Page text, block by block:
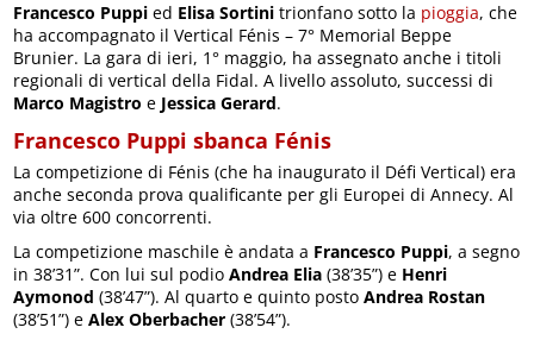
Francesco Puppi ed Elisa Sortini trionfano sotto la pioggia, che
ha accompagnato il Vertical Fénis – 7° Memorial Beppe
Brunier. La gara di ieri, 1° maggio, ha assegnato anche i titoli
regionali di vertical della Fidal. A livello assoluto, successi di
Marco Magistro e Jessica Gerard.
Francesco Puppi sbanca Fénis
La competizione di Fénis (che ha inaugurato il Défi Vertical) era
anche seconda prova qualificante per gli Europei di Annecy. Al
via oltre 600 concorrenti.
La competizione maschile è andata a Francesco Puppi, a segno
in 38’31”. Con lui sul podioAndrea Elia (38’35”) e Henri
Aymonod (38’47”). Al quarto e quinto postoAndrea Rostan
(38’51”) eAlex Oberbacher (38’54”).